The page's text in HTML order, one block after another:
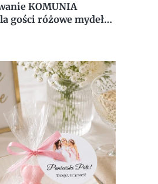
KOMUNIA
gości różowe mydełko
serce z